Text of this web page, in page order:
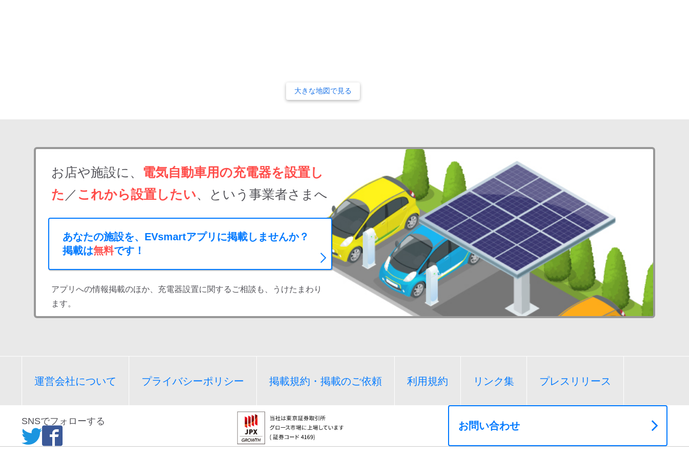
大きな地図で見る
お店や施設に、 電気自動車用の充電器を設置し
た ／ これから設置したい、という事業者さまへ
あなたの施設を、EVsmartアプリに掲載しませんか？
掲載は無料です！
アプリへの情報掲載のほか、充電器設置に関するご相談も、うけたまわり
ます。
運営会社について プライバシーポリシー 掲載規約・掲載のご依頼 利用規約 リンク集 プレスリリース
SNSでフォローする お問い合わせ